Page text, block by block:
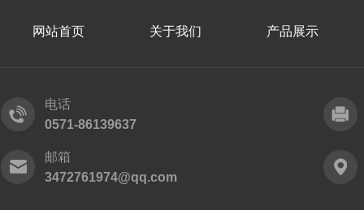
网站首页 关于我们 产品展示
电话
0571-86139637
邮箱
3472761974@qq.com